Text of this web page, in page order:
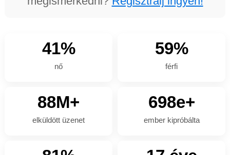
41%
nő
59%
férfi
88M+
elküldött üzenet
698e+
ember kipróbálta